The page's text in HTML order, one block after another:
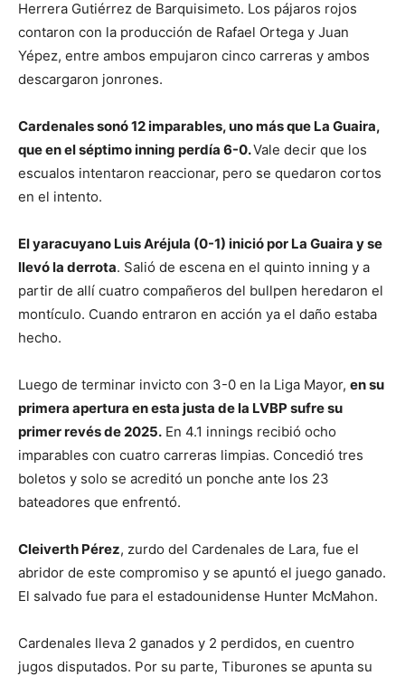
Herrera Gutiérrez de Barquisimeto. Los pájaros rojos
contaron con la producción de Rafael Ortega y Juan
Yépez, entre ambos empujaron cinco carreras y ambos
descargaron jonrones.
Cardenales sonó 12 imparables, uno más que La Guaira,
que en el séptimo inning perdía 6-0.Vale decir que los
escualos intentaron reaccionar, pero se quedaron cortos
en el intento.
El yaracuyano Luis Aréjula (0-1) inició por La Guaira y se
llevó la derrota. Salió de escena en el quinto inning y a
partir de allí cuatro compañeros del bullpen heredaron el
montículo. Cuando entraron en acción ya el daño estaba
hecho.
Luego de terminar invicto con 3-0 en la Liga Mayor, en su
primera apertura en esta justa de la LVBP sufre su
primer revés de 2025. En 4.1 innings recibió ocho
imparables con cuatro carreras limpias. Concedió tres
boletos y solo se acreditó un ponche ante los 23
bateadores que enfrentó.
Cleiverth Pérez, zurdo del Cardenales de Lara, fue el
abridor de este compromiso y se apuntó el juego ganado.
El salvado fue para el estadounidense Hunter McMahon.
Cardenales lleva 2 ganados y 2 perdidos, en cuentro
jugos disputados. Por su parte, Tiburones se apunta su